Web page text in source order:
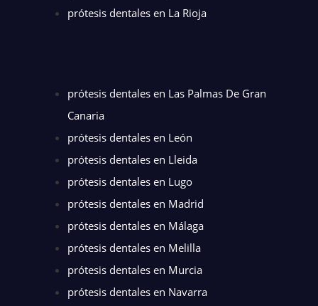
prótesis dentales en La Rioja
prótesis dentales en Las Palmas De Gran
Canaria
prótesis dentales en León
prótesis dentales en Lleida
prótesis dentales en Lugo
prótesis dentales en Madrid
prótesis dentales en Málaga
prótesis dentales en Melilla
prótesis dentales en Murcia
prótesis dentales en Navarra